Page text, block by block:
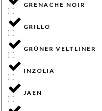
GRENACHE NOIR
GRILLO
GRÜNER VELTLINER
INZOLIA
JAEN